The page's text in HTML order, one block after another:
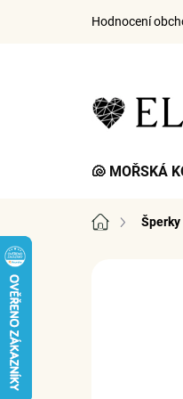
Hodnocení
🐚 MOŘSKÁ
Domů Šperky